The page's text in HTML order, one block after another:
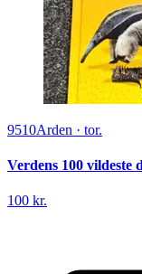
9510Arden · tor.
Verdens 100 vildeste
100 kr.